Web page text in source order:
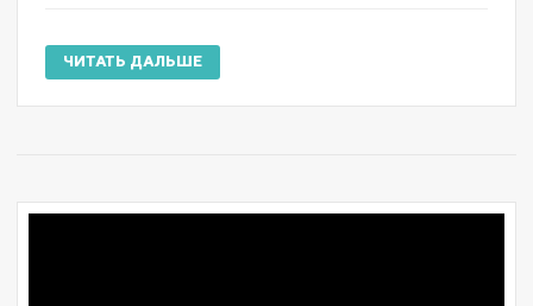
ЧИТАТЬ ДАЛЬШЕ